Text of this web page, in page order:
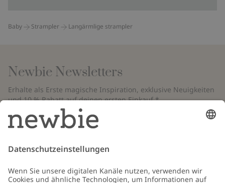
Baby Strampler Langärmlige strampler
Newbie Newsletters
Erhalte als Erste magische Inspiration, exklusive Neuigkeiten
und 10 % Rabatt auf deinen ersten Einkauf.*
*Gilt nur für deine erste Bestellung und ist nicht mit anderen Rabatten
oder Angeboten kombinierbar. Gilt nicht für limitierte Artikel. Bitte
überprüfe deinen Spam-Ordner. Lies unsere
Schicken